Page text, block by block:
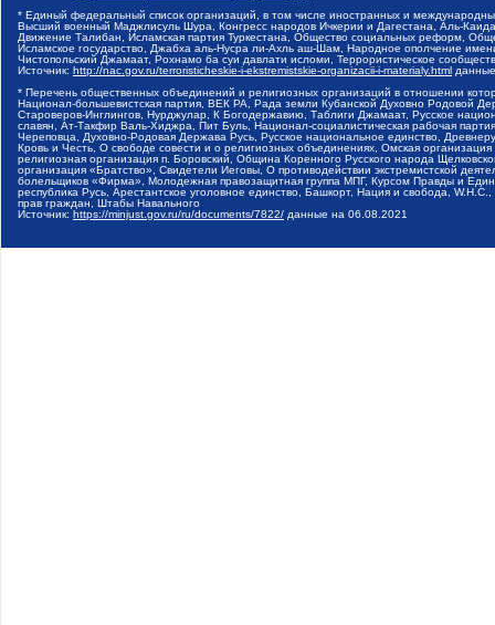
* Единый федеральный список организаций, в том числе иностранных и
Высший военный Маджлисуль Шура, Конгресс народов Ичкерии и Дагестана, Аль-
Движение Талибан, Исламская партия Туркестана, Общество социальных реформ,
Исламское государство, Джабха аль-Нусра ли-Ахль аш-Шам, Народное ополчение
Чистопольский Джамаат, Рохнамо ба суи давлати исломи, Террористическое
Источник: http://nac.gov.ru/terroristicheskie-i-ekstremistskie-organizacii-i-materialy.html
* Перечень общественных объединений и религиозных организаций в отношении
Национал-большевистская партия, ВЕК РА, Рада земли Кубанской Духовно Родовой
Староверов-Инглингов, Нурджулар, К Богодержавию, Таблиги Джамаат, Русское
славян, Ат-Такфир Валь-Хиджра, Пит Буль, Национал-социалистическая рабочая
Череповца, Духовно-Родовая Держава Русь, Русское национальное единство,
Кровь и Честь, О свободе совести и о религиозных объединениях, Омская
религиозная организация п. Боровский, Община Коренного Русского народа
организация «Братство», Свидетели Иеговы, О противодействии экстремистской
болельщиков «Фирма», Молодежная правозащитная группа МПГ, Курсом Правды и
республика Русь, Арестантское уголовное единство, Башкорт, Нация и свобода,
прав граждан, Штабы Навального
Источник: https://minjust.gov.ru/ru/documents/7822/ данные на 06.08.2021